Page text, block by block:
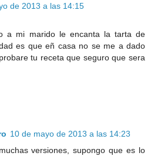
de 2013 a las 14:15
a mi marido le encanta la tarta de
es que eñ casa no se me a dado
tu receta que seguro que sera
10 de mayo de 2013 a las 14:23
versiones, supongo que es lo